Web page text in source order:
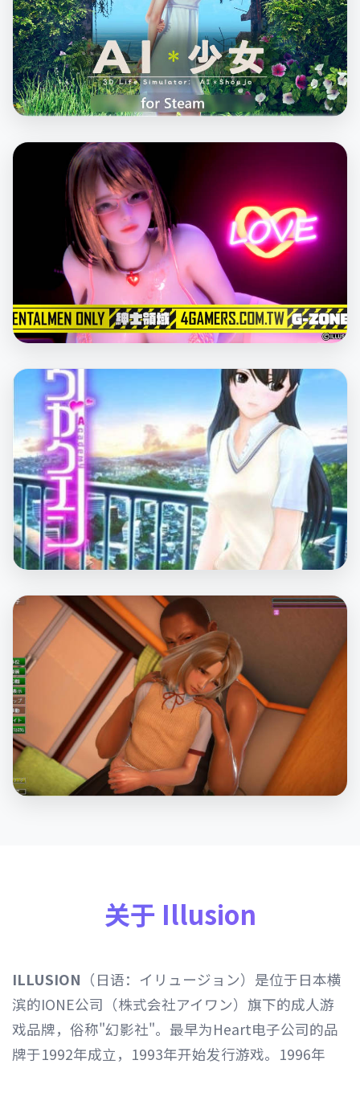
关于 Illusion
ILLUSION （日语：イリュージョン）是位于日本横
滨的IONE公司（株式会社アイワン）旗下的成人游
戏品牌，俗称"幻影社"。最早为Heart电子公司的品
牌于1992年成立，1993年开始发行游戏。1996年